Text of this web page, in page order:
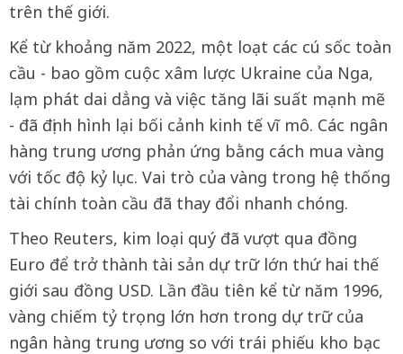
trên thế giới.
Kể từ khoảng năm 2022, một loạt các cú sốc toàn
cầu - bao gồm cuộc xâm lược Ukraine của Nga,
lạm phát dai dẳng và việc tăng lãi suất mạnh mẽ
- đã định hình lại bối cảnh kinh tế vĩ mô. Các ngân
hàng trung ương phản ứng bằng cách mua vàng
với tốc độ kỷ lục. Vai trò của vàng trong hệ thống
tài chính toàn cầu đã thay đổi nhanh chóng.
Theo Reuters, kim loại quý đã vượt qua đồng
Euro để trở thành tài sản dự trữ lớn thứ hai thế
giới sau đồng USD. Lần đầu tiên kể từ năm 1996,
vàng chiếm tỷ trọng lớn hơn trong dự trữ của
ngân hàng trung ương so với trái phiếu kho bạc